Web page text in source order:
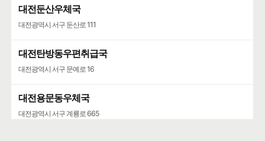
대전둔산우체국
대전광역시 서구 둔산로 111
대전탄방동우편취급국
대전광역시 서구 문예로 16
대전용문동우체국
대전광역시 서구 계룡로 665